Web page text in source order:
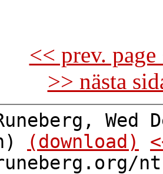
<< prev.
>> nästa
Wed
(download)